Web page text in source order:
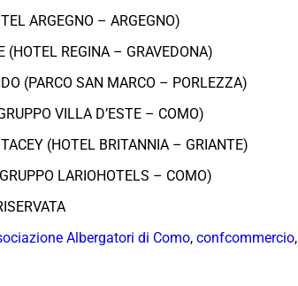
ARGEGNO – ARGEGNO)
(HOTEL REGINA – GRAVEDONA)
(PARCO SAN MARCO – PORLEZZA)
VILLA D’ESTE – COMO)
(HOTEL BRITANNIA – GRIANTE)
LARIOHOTELS – COMO)
Albergatori di Como, confcommercio,